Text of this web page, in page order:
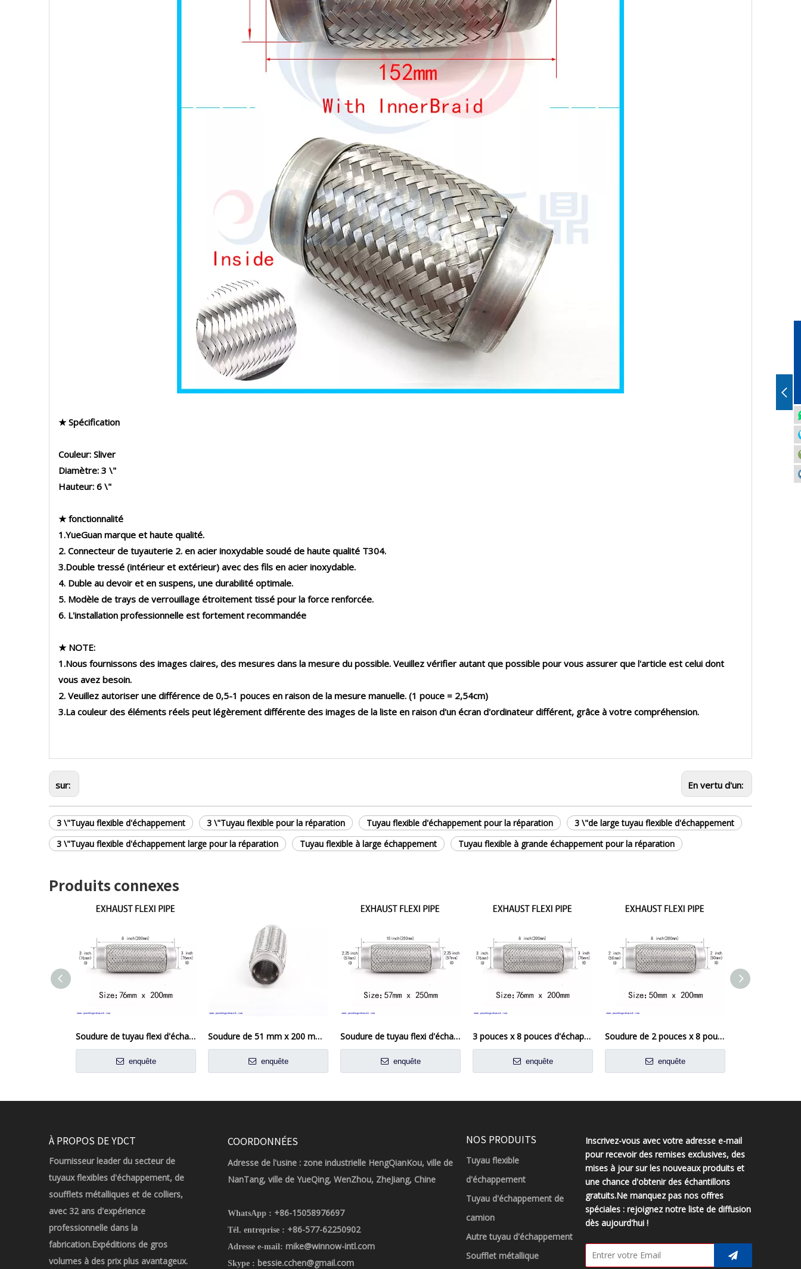
★ Spécification
Couleur: Sliver
Diamètre: 3 \"
Hauteur: 6 \"
★ fonctionnalité
1.YueGuan marque et haute qualité.
2. Connecteur de tuyauterie 2. en acier inoxydable soudé de haute qualité T304.
3.Double tressé (intérieur et extérieur) avec des fils en acier inoxydable.
4. Duble au devoir et en suspens, une durabilité optimale.
5. Modèle de trays de verrouillage étroitement tissé pour la force renforcée.
6. L'installation professionnelle est fortement recommandée
★ NOTE:
1.Nous fournissons des images claires, des mesures dans la mesure du possible. Veuillez vérifier autant que possible pour vous assurer que l'article est celui dont
vous avez besoin.
2. Veuillez autoriser une différence de 0,5-1 pouces en raison de la mesure manuelle. (1 pouce = 2,54cm)
3.La couleur des éléments réels peut légèrement différente des images de la liste en raison d'un écran d'ordinateur différent, grâce à votre compréhension.
sur: En vertu d'un:
3 \"Tuyau flexible d'échappement 3 \"Tuyau flexible pour la réparation Tuyau flexible d'échappement pour la réparation
3 \"de large tuyau flexible d'échappement
3 \"Tuyau flexible d'échappement large pour la réparation
Tuyau flexible à large échappement Tuyau flexible à grande échappement pour la réparation
Produits connexes
Soudure de tuyau flexi d'échappement de 76 mm x 200 mm sur la réparation du tube flexible du joint flexible
enquête
Soudure de 51 mm x 200 mm sur le tuyau flexi d'échappement Réparation du tube flexible du tuyau flexible
enquête
Soudure de tuyau flexi d'échappement de 2,25 pouces x 10 pouces sur la réparation du tube flexible du joint flexible
enquête
3 pouces x 8 pouces d'échappement Flexi Tipe Soud sur le joint flexible Réparation de tube flexible
enquête
Soudure de 2 pouces x 8 pouces sur échappement flexi pipe de tuy
enquête
À PROPOS DE YDCT
Fournisseur leader du secteur de
tuyaux flexibles d'échappement, de
soufflets métalliques et de colliers,
avec 32 ans d'expérience
professionnelle dans la
fabrication.Expéditions de gros
volumes à des prix plus avantageux.
COORDONNÉES
Adresse de l'usine : zone industrielle HengQianKou, ville de
NanTang, ville de YueQing, WenZhou, ZheJiang, Chine
WhatsApp : +86-15058976697
Tél. entreprise : +86-577-62250902
Adresse e-mail: mike@winnow-intl.com
Skype : bessie.cchen@gmail.com
NOS PRODUITS
Tuyau flexible
d'échappement
Tuyau d'échappement de
camion
Autre tuyau d'échappement
Soufflet métallique
Inscrivez-vous avec votre adresse e-mail
pour recevoir des remises exclusives, des
mises à jour sur les nouveaux produits et
une chance d'obtenir des échantillons
gratuits.Ne manquez pas nos offres
spéciales : rejoignez notre liste de diffusion
dès aujourd'hui !